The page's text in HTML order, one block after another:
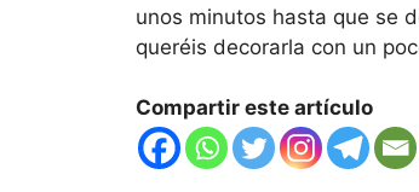
unos minutos hasta que se
queréis decorarla con un
Compartir este artículo